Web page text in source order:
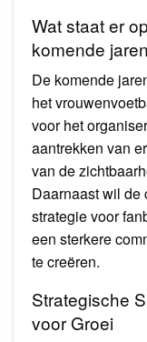
Wat staat er
komende
De komende
het
voor het
aantrekken van
van de
Daarnaast wil de
strategie voor
een sterkere
te creëren.
Strategische
voor Groei